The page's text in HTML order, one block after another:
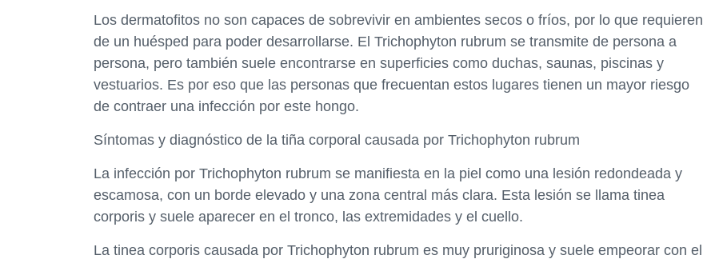
Los dermatofitos no son capaces de sobrevivir en ambientes secos o fríos, por lo que requieren
de un huésped para poder desarrollarse. El Trichophyton rubrum se transmite de persona a
persona, pero también suele encontrarse en superficies como duchas, saunas, piscinas y
vestuarios. Es por eso que las personas que frecuentan estos lugares tienen un mayor riesgo
de contraer una infección por este hongo.
Síntomas y diagnóstico de la tiña corporal causada por Trichophyton rubrum
La infección por Trichophyton rubrum se manifiesta en la piel como una lesión redondeada y
escamosa, con un borde elevado y una zona central más clara. Esta lesión se llama tinea
corporis y suele aparecer en el tronco, las extremidades y el cuello.
La tinea corporis causada por Trichophyton rubrum es muy pruriginosa y suele empeorar con el